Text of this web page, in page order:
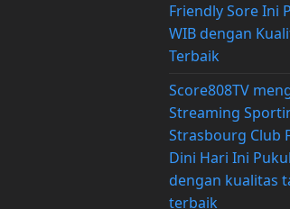
Friendly Sore Ini
WIB dengan
Terbaik
Score808TV
Streaming
Strasbourg Club
Dini Hari Ini
dengan kualitas
terbaik